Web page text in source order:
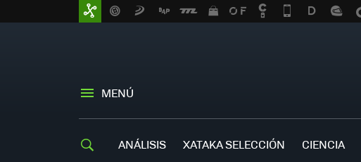
MENÚ
ANÁLISIS XATAKA SELECCIÓN CIENCIA